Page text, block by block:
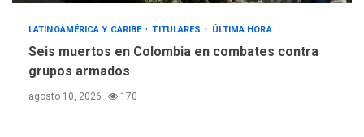
LATINOAMÉRICA Y CARIBE TITULARES ÚLTIMA HORA
Seis muertos en Colombia en combates contra
grupos armados
agosto 10, 2026 170